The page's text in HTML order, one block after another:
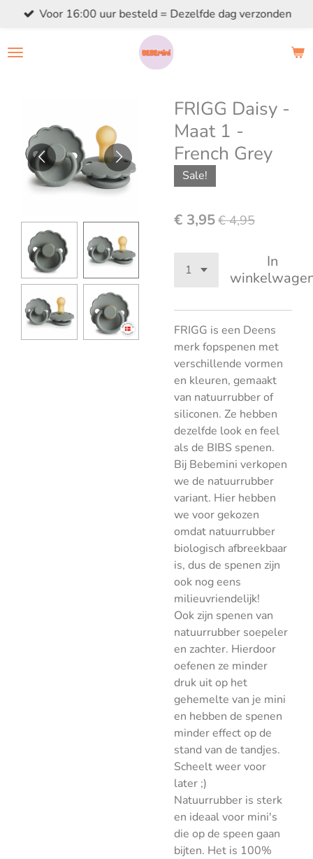
naar
Voor 16:00 uur besteld = Dezelfde dag verzonden
FRIGG Daisy -
Maat 1 -
French Grey
Sale!
€ 3,95€ 4,95
In
FRIGG is een Deens
merk fopspenen met
verschillende vormen
en kleuren, gemaakt
van natuurrubber of
siliconen. Ze hebben
dezelfde look en feel
als de BIBS spenen.
Bij Bebemini verkopen
we de natuurrubber
variant. Hier hebben
we voor gekozen
omdat natuurrubber
biologisch afbreekbaar
is, dus de spenen zijn
ook nog eens
milieuvriendelijk!
Ook zijn spenen van
natuurrubber soepeler
en zachter. Hierdoor
oefenen ze minder
druk uit op het
gehemelte van je mini
en hebben de spenen
minder effect op de
stand van de tandjes.
Scheelt weer voor
later ;)
Natuurrubber is sterk
en ideaal voor mini's
die op de speen gaan
bijten. Het is 100%